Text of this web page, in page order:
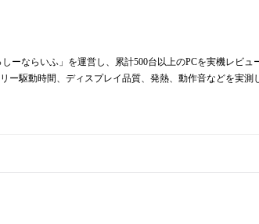
ーならいふ」を運営し、累計500台以上のPCを実機レビ
ー駆動時間、ディスプレイ品質、発熱、動作音などを実測